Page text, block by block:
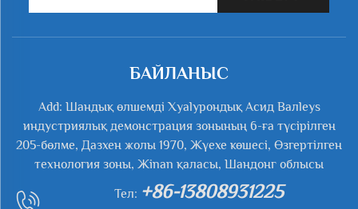
БАЙЛАНЫС
Add: Шандық өлшемді Хyalурондық Асид Валleys
индустриялық демонстрация зонының 6-ға түсірілген
205-бөлме, Дазхен жолы 1970, Жүехе көшесі, Өзгертілген
технология зоны, Жinan қаласы, Шандонг облысы
Тел: +86-13808931225